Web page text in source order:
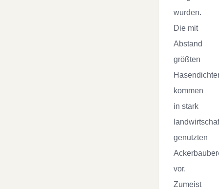
wurden.
Die mit
Abstand
größten
kommen
in stark
genutzten
vor.
Zumeist